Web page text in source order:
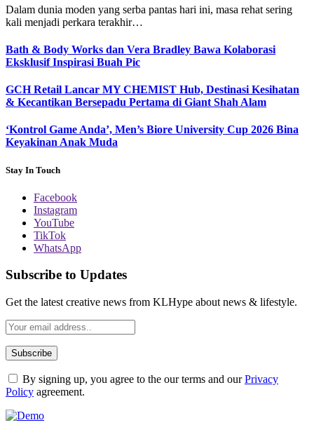
Dalam dunia moden yang serba pantas hari ini, masa rehat sering
kali menjadi perkara terakhir…
Bath & Body Works dan Vera Bradley Bawa Kolaborasi
Eksklusif Inspirasi Buah Pic
GCH Retail Lancar MY CHEMIST Hub, Destinasi Kesihatan
& Kecantikan Bersepadu Pertama di Giant Shah Alam
‘Kontrol Game Anda’, Men’s Biore University Cup 2026 Bina
Keyakinan Anak Muda
Stay In Touch
Facebook
Instagram
YouTube
TikTok
WhatsApp
Subscribe to Updates
Get the latest creative news from KLHype about news & lifestyle.
By signing up, you agree to the our terms and ourPrivacy
Policy agreement.